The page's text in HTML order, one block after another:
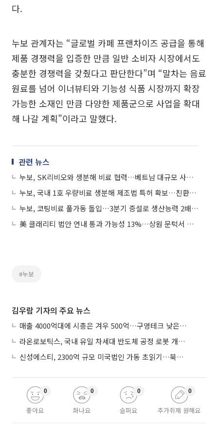
다.
누보 관계자는 “글로벌 카페 프랜차이즈 공급을 통해
제품 경쟁력을 입증한 만큼 일반 소비자 시장에서도
충분한 경쟁력을 갖췄다고 판단한다”며 “말차는 음료
원료를 넘어 이너뷰티와 기능성 식품 시장까지 확장
가능한 소재인 만큼 다양한 제품군으로 사업을 확대
해 나갈 계획”이라고 말했다.
관련 뉴스
누보, SK리비오와 생분해 비료 협력…베트남 대규모 사업으로 해외 공략 본격화
누보, 국내 1호 우량비료 생분해 제조법 특허 확보…친환경 비료 기술 선도 박차
누보, 코팅비료 풀가동 돌입…3분기 증설로 생산능력 2배 확대
美 클래리티 법안 연내 통과 가능성 13%…상원 문턱서 제동
#누보
김우람 기자의 주요 뉴스
매출 4000억대에 시총은 겨우 500억…구영테크 낮은 몸값에 저가 승계 마무리
라온로보틱스, 국내 유일 차세대 반도체 공정 로봇 개발 ‘고객사 테스트 진행’
신성에스티, 2300억 규모 미국법인 가동 초읽기…북미 ESS 공략 본격화
좋아요
0
화나요
0
슬퍼요
0
추가취재 원해요
0